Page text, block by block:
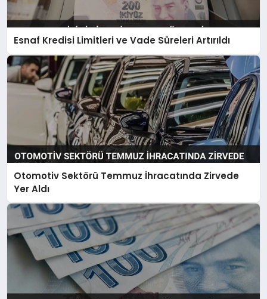
Esnaf Kredisi Limitleri ve Vade Süreleri Artırıldı
Otomotiv Sektörü Temmuz İhracatında Zirvede
Yer Aldı